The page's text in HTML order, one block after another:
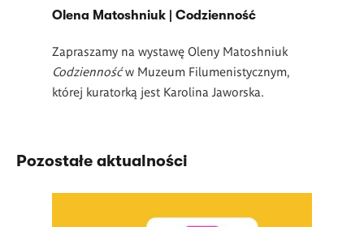
Olena Matoshniuk | Codzienność
Zapraszamy na wystawę Oleny Matoshniuk
Codziennośćw Muzeum Filumenistycznym,
której kuratorką jest Karolina Jaworska.
Pozostałe aktualności